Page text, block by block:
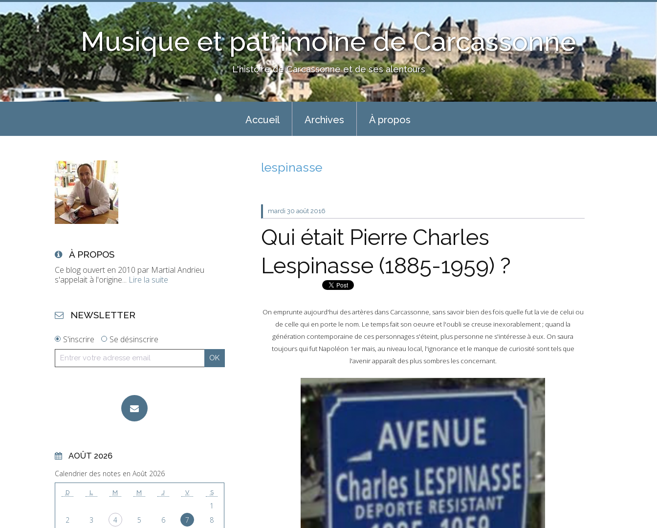
Musique et patrimoine de Carcassonne
L'histoire de Carcassonne et de ses alentours
Accueil Archives À propos
À PROPOS
Ce blog ouvert en 2010 par Martial Andrieu
s'appelait à l'origine... Lire la suite
NEWSLETTER
S'inscrire Se désinscrire
AOÛT 2026
Calendrier des notes en Août 2026
D L M M J V S
1
2
3 4 5 6 7
8
lespinasse
mardi 30 août 2016
Qui était Pierre Charles
Lespinasse (1885-1959) ?
On emprunte aujourd'hui des artères dans Carcassonne, sans savoir bien des fois quelle fut la vie de celui ou
de celle qui en porte le nom. Le temps fait son oeuvre et l'oubli se creuse inexorablement ; quand la
génération contemporaine de ces personnages s'éteint, plus personne ne s'intéresse à eux. On saura
toujours qui fut Napoléon 1er mais, au niveau local, l'ignorance et le manque de curiosité sont tels que
l'avenir apparaît des plus sombres les concernant.